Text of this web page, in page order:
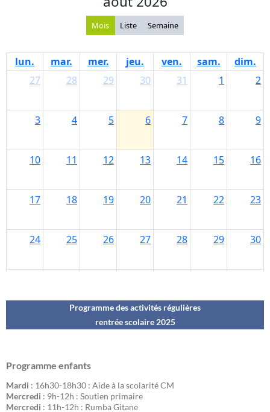
Programme des activités régulières
rentrée scolaire 2025
Programme enfants
Mardi : 16h30-18h30 : Aide à la scolarité CM
Mercredi : 9h-12h : Soutien primaire
Mercredi : 11h-12h : Rumba Gitane